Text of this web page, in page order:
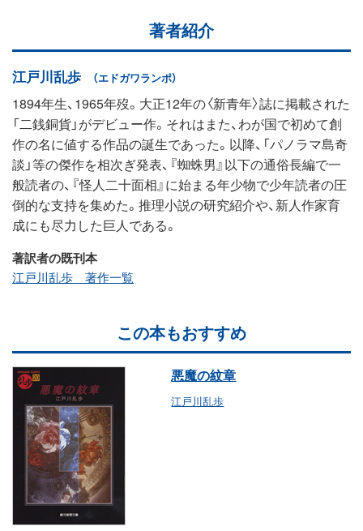
著者紹介
江戸川乱歩 （エドガワランポ）
1894年生、1965年歿。大正12年の〈新青年〉誌に掲載された
「二銭銅貨」がデビュー作。それはまた、わが国で初めて創
作の名に値する作品の誕生であった。以降、「パノラマ島奇
談」等の傑作を相次ぎ発表、『蜘蛛男』以下の通俗長編で一
般読者の、『怪人二十面相』に始まる年少物で少年読者の圧
倒的な支持を集めた。推理小説の研究紹介や、新人作家育
成にも尽力した巨人である。
著訳者の既刊本
江戸川乱歩 著作一覧
この本もおすすめ
悪魔の紋章
江戸川乱歩